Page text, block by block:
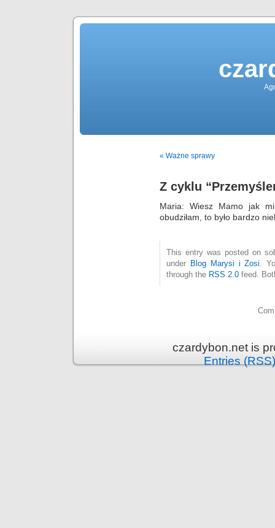
« Ważne sprawy
Z cyklu
Maria: Wiesz Mamo jak
obudziłam, to było bardzo
This entry was posted on
under Blog Marysi i Zosi .
through the RSS 2.0 feed.
czardybon.net is
Entries (RSS)